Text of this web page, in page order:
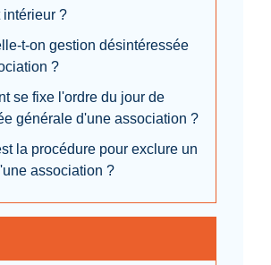
intérieur ?
t-on gestion désintéressée
?
se fixe l'ordre du jour de
générale d'une association ?
la procédure pour exclure un
association ?